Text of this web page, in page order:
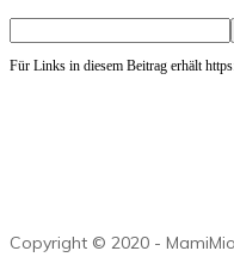
Für Links in diesem Beitrag erhält
Copyright © 2020 -